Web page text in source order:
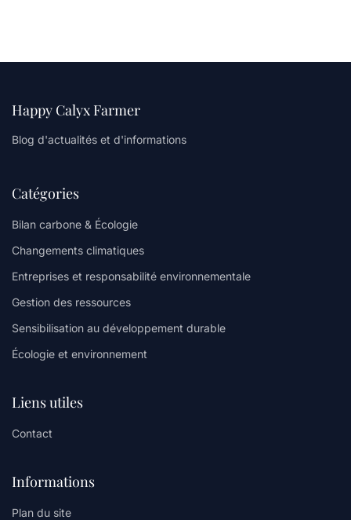
Happy Calyx Farmer
Blog d'actualités et d'informations
Catégories
Bilan carbone & Écologie
Changements climatiques
Entreprises et responsabilité environnementale
Gestion des ressources
Sensibilisation au développement durable
Écologie et environnement
Liens utiles
Contact
Informations
Plan du site